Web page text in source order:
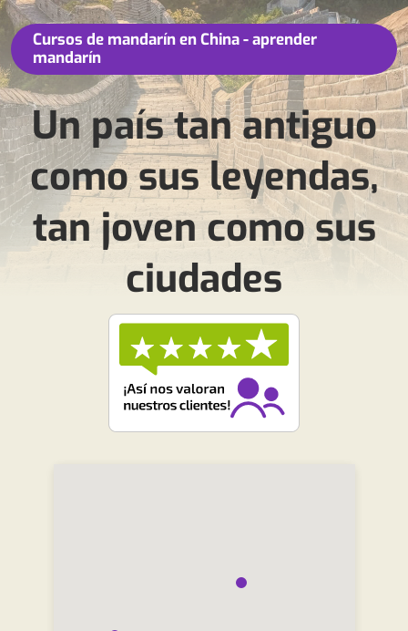
Cursos de mandarín en China - aprender
mandarín
Un país tan antiguo
como sus leyendas,
tan joven como sus
ciudades